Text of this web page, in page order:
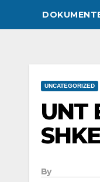
UNCATEGORIZED
UNT
By